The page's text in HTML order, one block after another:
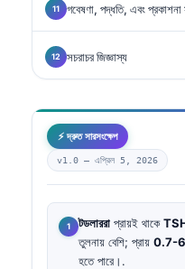
গবেষণা, পদ্ধতি, এবং
সচরাচর জিজ্ঞাস্য
⚡ দ্রুত সারসংক্ষেপ
v1.0 — এপ্রিল 5, 2026
টডলাররা প্রায়ই থাকে
তুলনায় বেশি; প্রায় 0.7-
হতে পারে।.